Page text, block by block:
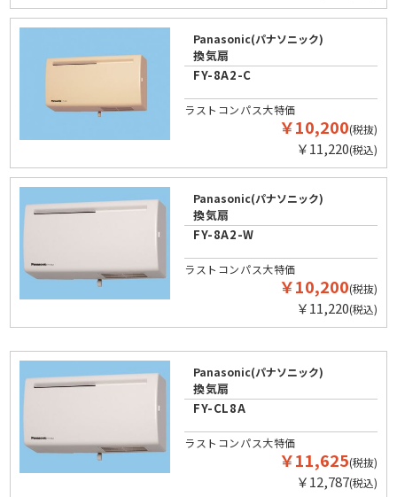
Panasonic(パナソニック)
換気扇
FY-8A2-C
ラストコンパス大特価
￥10,200(税抜)
￥11,220(税込)
Panasonic(パナソニック)
換気扇
FY-8A2-W
ラストコンパス大特価
￥10,200(税抜)
￥11,220(税込)
Panasonic(パナソニック)
換気扇
FY-CL8A
ラストコンパス大特価
￥11,625(税抜)
￥12,787(税込)